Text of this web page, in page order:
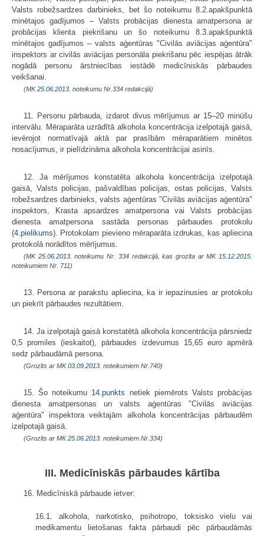
Valsts robežsardzes darbinieks, bet šo noteikumu 8.2.apakšpunktā
minētajos gadījumos – Valsts probācijas dienesta amatpersona ar
probācijas klienta piekrišanu un šo noteikumu 8.3.apakšpunktā
minētajos gadījumos – valsts aģentūras "Civilās aviācijas aģentūra"
inspektors ar civilās aviācijas personāla piekrišanu pēc iespējas ātrāk
nogādā personu ārstniecības iestādē medicīniskās pārbaudes
veikšanai.
(MK25.06.2013. noteikumu Nr.334 redakcijā)
11. Personu pārbauda, izdarot divus mērījumus ar 15–20 minūšu
intervālu. Mēraparāta uzrādītā alkohola koncentrācija izelpotajā gaisā,
ievērojot normatīvajā aktā par prasībām mēraparātiem minētos
nosacījumus, ir pielīdzināma alkohola koncentrācijai asinīs.
12. Ja mērījumos konstatēta alkohola koncentrācija izelpotajā
gaisā, Valsts policijas, pašvaldības policijas, ostas policijas, Valsts
robežsardzes darbinieks, valsts aģentūras "Civilās aviācijas aģentūra"
inspektors, Krasta apsardzes amatpersona vai Valsts probācijas
dienesta amatpersona sastāda personas pārbaudes protokolu
(4.pielikums). Protokolam pievieno mēraparāta izdrukas, kas apliecina
protokolā norādītos mērījumus.
(MK 25.06.2013. noteikumu Nr. 334 redakcijā, kas grozīta ar MK 15.12.2015.
noteikumiem Nr. 711)
13. Persona ar parakstu apliecina, ka ir iepazinusies ar protokolu
un piekrīt pārbaudes rezultātiem.
14. Ja izelpotajā gaisā konstatētā alkohola koncentrācija pārsniedz
0,5 promiles (ieskaitot), pārbaudes izdevumus 15,65 euroapmērā
sedz pārbaudāmā persona.
(Grozīts ar MK03.09.2013. noteikumiem Nr.740)
15. Šo noteikumu 14.punkts netiek piemērots Valsts probācijas
dienesta amatpersonas un valsts aģentūras "Civilās aviācijas
aģentūra" inspektora veiktajām alkohola koncentrācijas pārbaudēm
izelpotajā gaisā.
(Grozīts ar MK25.06.2013. noteikumiem Nr.334)
III. Medicīniskās pārbaudes kārtība
16. Medicīniskā pārbaude ietver:
16.1. alkohola, narkotisko, psihotropo, toksisko vielu vai
medikamentu lietošanas fakta pārbaudi pēc pārbaudāmās